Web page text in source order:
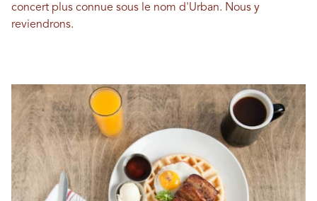
concert plus connue sous le nom d'Urban. Nous y
reviendrons.